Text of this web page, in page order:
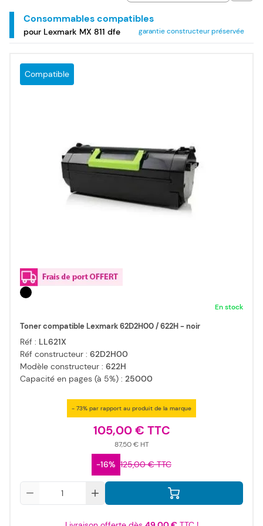
Consommables compatibles
garantie constructeur préservée
pour Lexmark MX 811 dfe
Compatible
En stock
Toner compatible Lexmark 62D2H00 / 622H - noir
Réf : LL621X
Réf constructeur : 62D2H00
Modèle constructeur : 622H
Capacité en pages (à 5%) : 25000
- 73% par rapport au produit de la marque
105,00 €
87,50 €
-16% 125,00 €